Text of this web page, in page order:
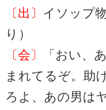
〔出〕 イソップ
り）
〔会〕
「おい、
まれてるぞ。助
ろよ、あの男は